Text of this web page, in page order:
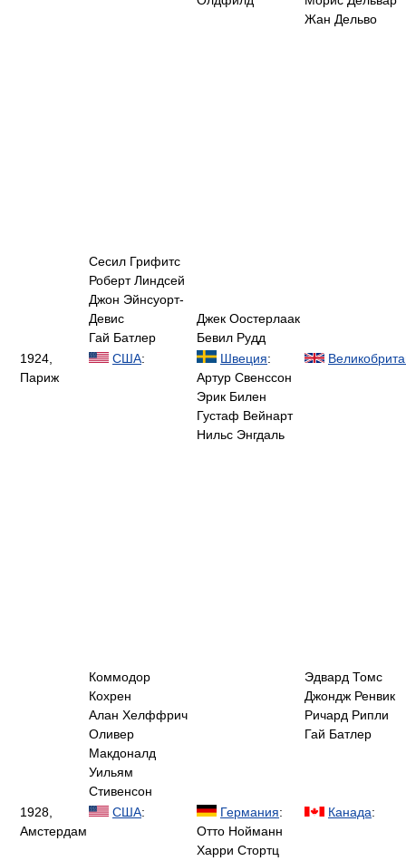
Сесил Грифитс
Роберт Линдсей
Джон Эйнсуорт-
Девис
Гай Батлер
Джек Оостерлаак
Бевил Рудд
Жан Дельво
1924,
Париж
США:
Коммодор
Кохрен
Алан Хелффрич
Оливер
Макдоналд
Уильям
Стивенсон
Швеция:
Артур Свенссон
Эрик Билен
Густаф Вейнарт
Нильс Энгдаль
Эдвард Томс
Джондж Ренвик
Ричард Рипли
Гай Батлер
1928,
Амстердам
США: Германия:
Отто Нойманн
Харри Стортц
Канада: